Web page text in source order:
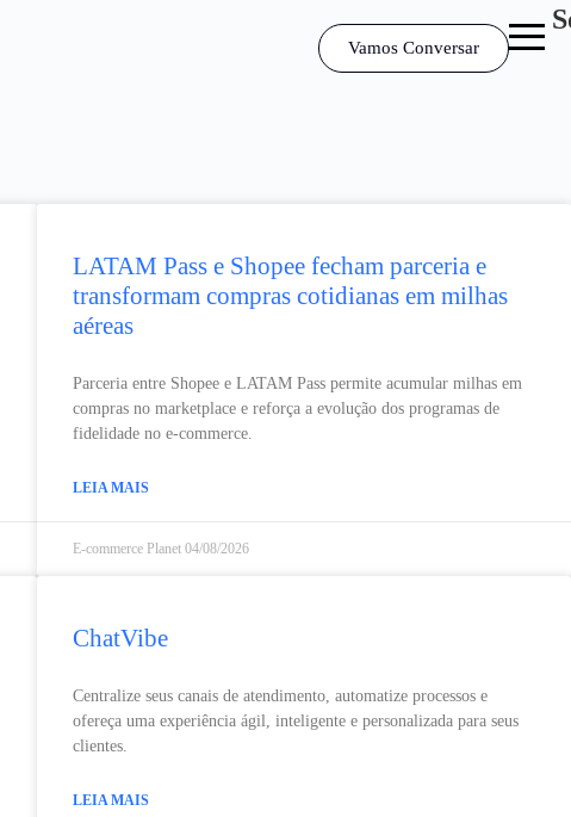
Vamos Conversar
LATAM Pass e Shopee fecham parceria e
transformam compras cotidianas em milhas
aéreas
Parceria entre Shopee e LATAM Pass permite acumular milhas em
compras no marketplace e reforça a evolução dos programas de
fidelidade no e-commerce.
LEIA MAIS
E-commerce Planet 04/08/2026
ChatVibe
Centralize seus canais de atendimento, automatize processos e
ofereça uma experiência ágil, inteligente e personalizada para seus
clientes.
LEIA MAIS